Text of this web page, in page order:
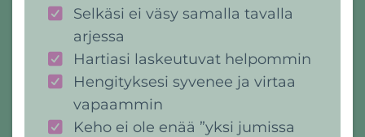
Selkäsi ei väsy samalla tavalla
arjessa
Hartiasi laskeutuvat helpommin
Hengityksesi syvenee ja virtaa
vapaammin
Keho ei ole enää ”yksi jumissa